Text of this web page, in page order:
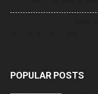
POPULAR POSTS